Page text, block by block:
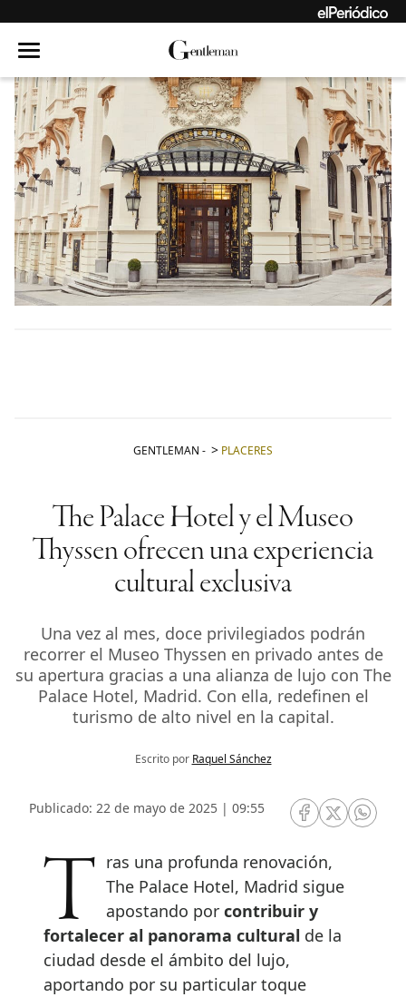
GENTLEMAN - PLACERES
The Palace Hotel y el Museo
Thyssen ofrecen una experiencia
cultural exclusiva
Una vez al mes, doce privilegiados podrán
recorrer el Museo Thyssen en privado antes de
su apertura gracias a una alianza de lujo con The
Palace Hotel, Madrid. Con ella, redefinen el
turismo de alto nivel en la capital.
Escrito por Raquel Sánchez
Publicado: 22 de mayo de 2025 | 09:55
RRSS Facebook
RRSSRRSS
Tras una profunda renovación, The Palace Hotel, Madrid sigue
apostando porcontribuir y
fortalecer al panorama cultural de la
ciudad desde el ámbito del lujo,
aportando por su particular toque